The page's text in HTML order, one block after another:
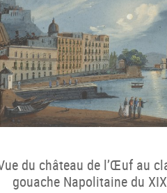
du château de l’Œuf au
gouache Napolitaine du